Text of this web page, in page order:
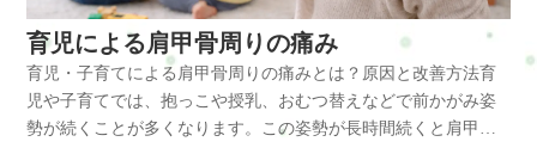
えることは、毎日の育児を少しでも楽に続けるために大切なケ
アです。横浜や戸塚、戸塚区で育児による頭痛や肩こり、首こ
りに悩んでいる方は、我慢しすぎる前に体の状態を見直してみ
ることがおすすめです。横浜市戸塚区で体の不調にお悩みの方
は、整体・自宅サロンRefresh Jamへお気軽にご相談ください。
肩こりや腰痛など日常生活で起こりやすい不調のケアを通し
は、整体・自宅サロンRefresh Jamへお気軽にご相談ください。
肩こりや腰痛など日常生活で起こりやすい不調のケアを通し
て、今の生活や仕事を続けられるカラダとココロづくりをサポ
ートしています。よくある質問Q: 育児中の首こりはよくあるこ
とですか？A：はい、抱っこや授乳などで前かがみ姿勢が増える
肩周囲の血流を改善しやすく、肩こりの予防にも効果的です。
肩甲骨を動かす習慣を作ることは、育児による肩こりを軽減す
る重要なポイントです。整体で出来ること 整体では、肩や首、
背中の筋肉の緊張をやわらげながら姿勢のバランスを整えてい
きます。育児による肩こりは肩だけでなく、背中や骨盤のバラ
張し、疲労が抜けにくい状態になります。腰のカーブが崩れる
と、腰だけでなく背中や肩にも負担が広がり、全身の疲れにつ
ながることがあります。さらに、骨盤のバランスが崩れると腰
痛だけでなく次のような不調につながることもあります。・腰
のだるさ・お尻の張り・足の疲れ・背中の張り・姿勢の崩れ・
体に負担が広がることがあります。主な原因育児中の背中の痛
みには、次のような原因があります。・長時間の抱っこ・授乳
で前かがみになる姿勢・おむつ替えで中腰姿勢が続く・床での
育児が多い・スマホを見る時間が増える・睡眠不足による筋肉
疲労背中の痛みと関係する主な筋肉には、僧帽筋、菱形筋、広
育児による肩甲骨周りの痛み
育児・子育てによる肩甲骨周りの痛みとは？原因と改善方法育
児や子育てでは、抱っこや授乳、おむつ替えなどで前かがみ姿
勢が続くことが多くなります。この姿勢が長時間続くと肩甲骨